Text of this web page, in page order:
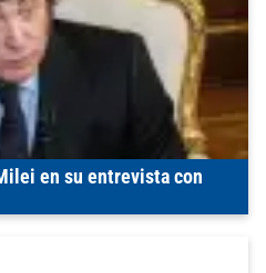
en su entrevista con